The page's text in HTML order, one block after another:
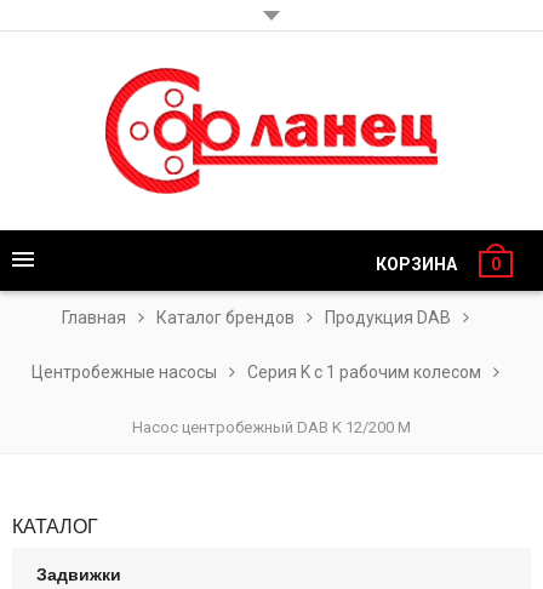
КОРЗИНА 0
Главная Каталог брендов Продукция DAB
Центробежные насосы Серия K с 1 рабочим колесом
Насос центробежный DAB K 12/200 M
КАТАЛОГ
Задвижки